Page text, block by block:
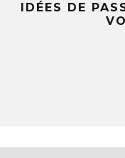
IDÉES DE